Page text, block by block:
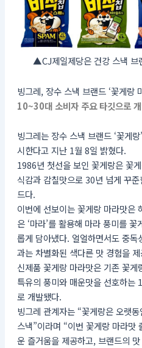
▲CJ제일제당은 건강 스낵 브
빙그레, 장수 스낵 브랜드 ‘꽃게랑
10~30대 소비자 주요 타깃으로
빙그레는 장수 스낵 브랜드 ‘꽃게
시한다고 지난 1월 8일 밝혔다.
1986년 첫선을 보인 꽃게랑은 꽃
식감과 감칠맛으로 30년 넘게 꾸
드다.
이번에 선보이는 꽃게랑 마라맛은
은 ‘마라’를 활용해 마라 풍미를
롭게 담아냈다. 얼얼하면서도 중
과는 차별화된 색다른 맛 경험을
신제품 꽃게랑 마라맛은 기존 꽃
특유의 풍미와 매운맛을 선호하는
로 개발됐다.
빙그레 관계자는 “꽃게랑은 오랫
스낵”이라며 “이번 꽃게랑 마라맛
운 즐거움을 제공하고, 브랜드의